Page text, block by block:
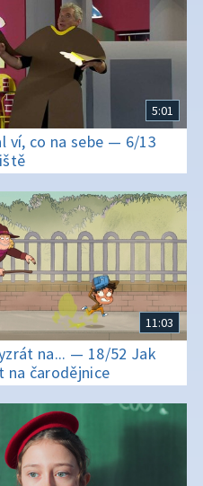
5:01
ví, co na sebe — 6/13
11:03
na... — 18/52 Jak
na čarodějnice